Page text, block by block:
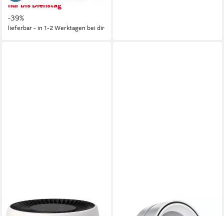
nur bis Dienstag
-39%
lieferbar - in 1-2 Werktagen bei dir